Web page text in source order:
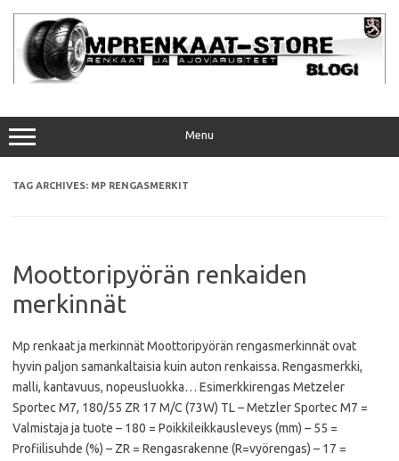
content
Menu
TAG ARCHIVES: MP RENGASMERKIT
Moottoripyörän renkaiden
merkinnät
Mp renkaat ja merkinnät Moottoripyörän rengasmerkinnät ovat
hyvin paljon samankaltaisia kuin auton renkaissa. Rengasmerkki,
malli, kantavuus, nopeusluokka… Esimerkkirengas Metzeler
Sportec M7, 180/55 ZR 17 M/C (73W) TL – Metzler Sportec M7 =
Valmistaja ja tuote – 180 = Poikkileikkausleveys (mm) – 55 =
Profiilisuhde (%) – ZR = Rengasrakenne (R=vyörengas) – 17 =